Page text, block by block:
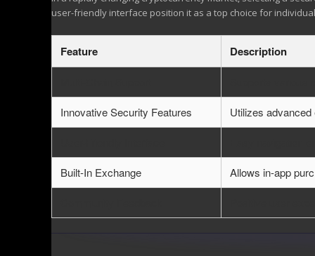
user-friendly interface position it as a top choice for
Feature Description
Innovative Security Features Utilizes
Built-In Exchange Allows in-app